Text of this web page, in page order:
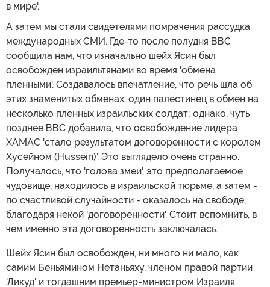
в мире'.
А затем мы стали свидетелями помрачения рассудка
международных СМИ. Где-то после полудня ВВС
сообщила нам, что изначально шейх Ясин был
освобожден израильтянами во время 'обмена
пленными'. Создавалось впечатление, что речь шла об
этих знаменитых обменах: один палестинец в обмен на
несколько пленных израильских солдат; однако, чуть
позднее ВВС добавила, что освобождение лидера
ХАМАС 'стало результатом договоренности с королем
Хусейном (Hussein)'. Это выглядело очень странно.
Получалось, что 'голова змеи', это предполагаемое
чудовище, находилось в израильской тюрьме, а затем -
по счастливой случайности - оказалось на свободе,
благодаря некой 'договоренности'. Стоит вспомнить, в
чем именно эта договоренность заключалась.
Шейх Ясин был освобожден, ни много ни мало, как
самим Беньямином Нетаньяху, членом правой партии
'Ликуд' и тогдашним премьер-министром Израиля.